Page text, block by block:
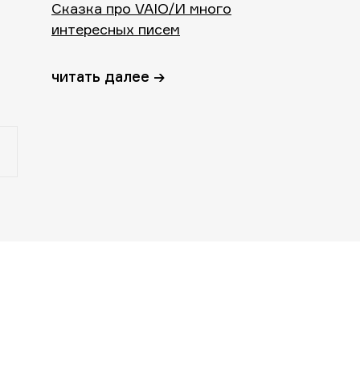
Сказка про VAIO/И много
интересных писем
читать далее →